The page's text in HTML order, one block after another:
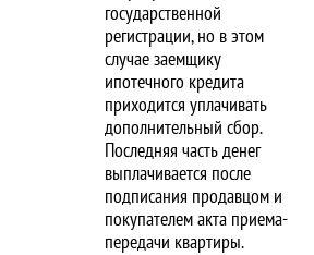
государственной
регистрации, но в этом
случае заемщику
ипотечного кредита
приходится уплачивать
дополнительный сбор.
Последняя часть денег
выплачивается после
подписания продавцом и
покупателем акта приема-
передачи квартиры.